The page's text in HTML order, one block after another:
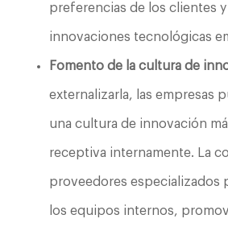
preferencias de los clientes y
innovaciones tecnológicas
Fomento de la cultura de
externalizarla, las empresas
una cultura de innovación
receptiva internamente. La
proveedores especializados
los equipos internos,